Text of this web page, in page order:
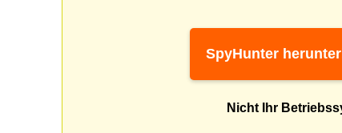
SpyHunter
Nicht Ihr